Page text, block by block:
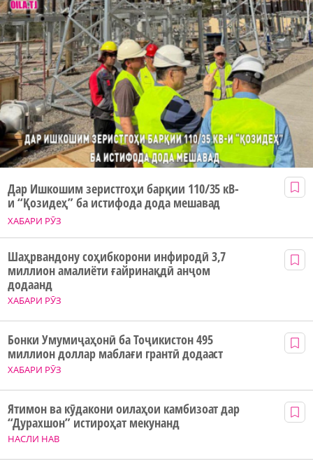
ХАБАРИ РӮЗ
Дар Ишкошим зеристгоҳи барқии 110/35 кВ-
и “Қозидеҳ” ба истифода дода мешавад
ХАБАРИ РӮЗ
Шаҳрвандону соҳибкорони инфиродӣ 3,7
миллион амалиёти ғайринақдӣ анҷом
додаанд
ХАБАРИ РӮЗ
Бонки Умумиҷаҳонӣ ба Тоҷикистон 495
миллион доллар маблағи грантӣ додааст
НАСЛИ НАВ
Ятимон ва кӯдакони оилаҳои камбизоат дар
“Дурахшон” истироҳат мекунанд